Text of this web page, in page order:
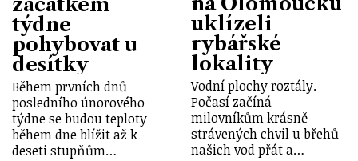
začátkem
týdne
pohybovat u
desítky
Během prvních dnů
posledního únorového
týdne se budou teploty
během dne blížit až k
deseti stupňům…
uklízeli
rybářské
lokality
Vodní plochy roztály.
Počasí začíná
milovníkům krásně
strávených chvil u břehů
našich vod přát a…